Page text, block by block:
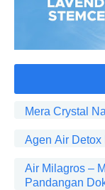
Mera Crystal
Agen Air Detox
Air Milagros –
Pandangan